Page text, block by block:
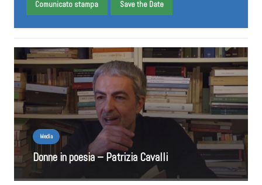
Comunicato stampa Save the Date
Media
Donne in poesia – Patrizia Cavalli